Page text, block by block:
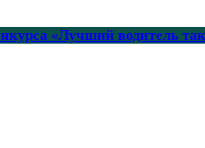
«Лучший водитель